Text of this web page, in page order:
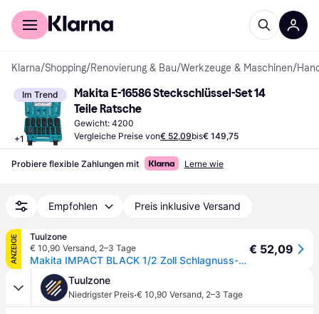
Für Shopper
Klarna/Shopping/Renovierung & Bau/Werkzeuge & Maschinen/
Im Trend
+1
Makita E-16586 Steckschlüssel-Set 14
Teile Ratsche
Gewicht: 4200
Vergleiche Preise von€ 52,09bis€ 149,75
Probiere flexible Zahlungen mit Lerne wie
Empfohlen Preis inklusive Versand
ANZEIGE
Tuulzone
€ 10,90 Versand, 2–3 Tage
Makita IMPACT BLACK 1/2 Zoll Schlagnuss-Set 14-teilig - E-16586
€ 52,09
Tuulzone
Niedrigster Preis·€ 10,90 Versand, 2–3 Tage